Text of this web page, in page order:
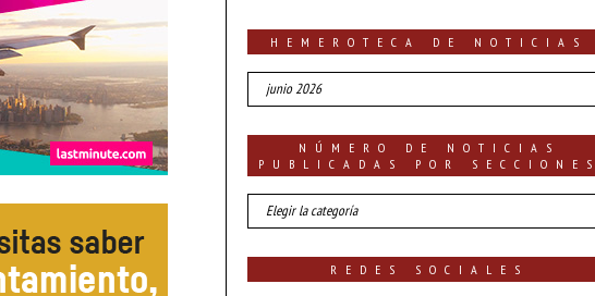
HEMEROTECA DE NOTICIAS
HEMEROTECA
DE
NÚMERO DE NOTICIAS
PUBLICADAS POR SECCIONES
número
de
por
REDES SOCIALES